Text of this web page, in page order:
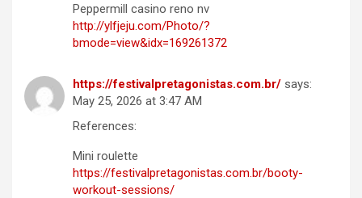
Peppermill casino reno nv
http://ylfjeju.com/Photo/?
bmode=view&idx=169261372
https://festivalpretagonistas.com.br/ says:
May 25, 2026 at 3:47 AM
References:
Mini roulette
https://festivalpretagonistas.com.br/booty-
workout-sessions/